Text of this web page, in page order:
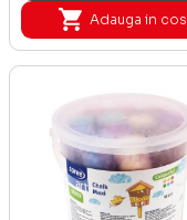
Adauga in cos